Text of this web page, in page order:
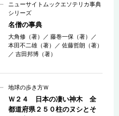
ニューサイトムックエソテリカ事典
シリーズ
名僧の事典
大角修（著） ／藤巻一保（著）
／
本田不二雄（著）
／佐藤哲朗（著）
／吉田邦博（著）